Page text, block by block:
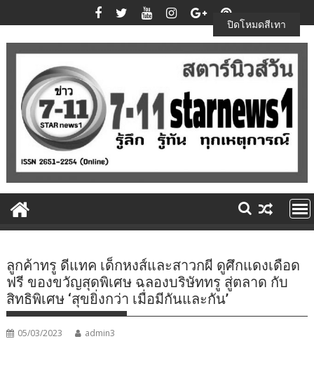
to
content
ลูกค้าทรู ดีแทค เด็กหงส์และสาวกผี ดูศึกแดงเดือด
ฟรี ของขวัญสุดพิเศษ ฉลองบริษัททรู สู่ตลาด กับ
สิทธิพิเศษ ‘สุขยิ่งกว่า เมื่อมีกันและกัน’
05/03/2023 admin3
ปิดโหมดสีเทา